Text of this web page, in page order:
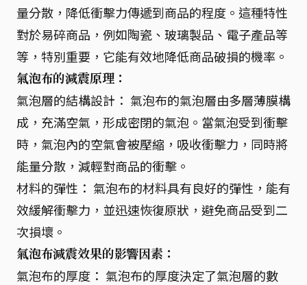
量分散，降低衝擊力傳遞到商品的程度。這種特性
對於易碎商品，例如陶瓷、玻璃製品、電子產品等
等，特別重要，它能有效地降低商品破損的機率。
氣泡布的減震原理：
氣泡層的結構設計： 氣泡布的氣泡層由多層薄膜構
成，充滿空氣，形成密閉的氣泡。當氣泡受到衝擊
時，氣泡內的空氣會被壓縮，吸收衝擊力，同時將
能量分散，減輕對商品的衝擊。
材料的彈性： 氣泡布的材料具有良好的彈性，能有
效緩解衝擊力，並迅速恢復原狀，避免商品受到二
次損壞。
氣泡布減震效果的影響因素：
氣泡布的厚度： 氣泡布的厚度決定了氣泡層的數